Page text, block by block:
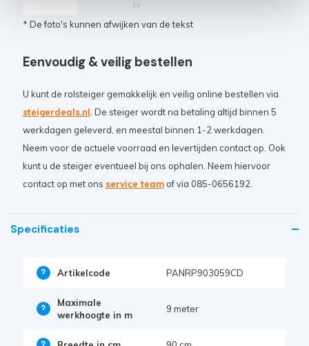
H
* De foto's kunnen afwijken van de tekst
Eenvoudig & veilig bestellen
U kunt de rolsteiger gemakkelijk en veilig online bestellen via
steigerdeals.nl . De steiger wordt na betaling altijd binnen 5
werkdagen geleverd, en meestal binnen 1-2 werkdagen.
Neem voor de actuele voorraad en levertijden contact op. Ook
kunt u de steiger eventueel bij ons ophalen. Neem hiervoor
contact op met ons service teamof via 085-0656192.
Specificaties
Artikelcode PANRP903059CD
Maximale
werkhoogte in m
9 meter